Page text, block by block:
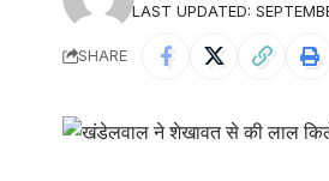
LAST UPDATED:
SHARE